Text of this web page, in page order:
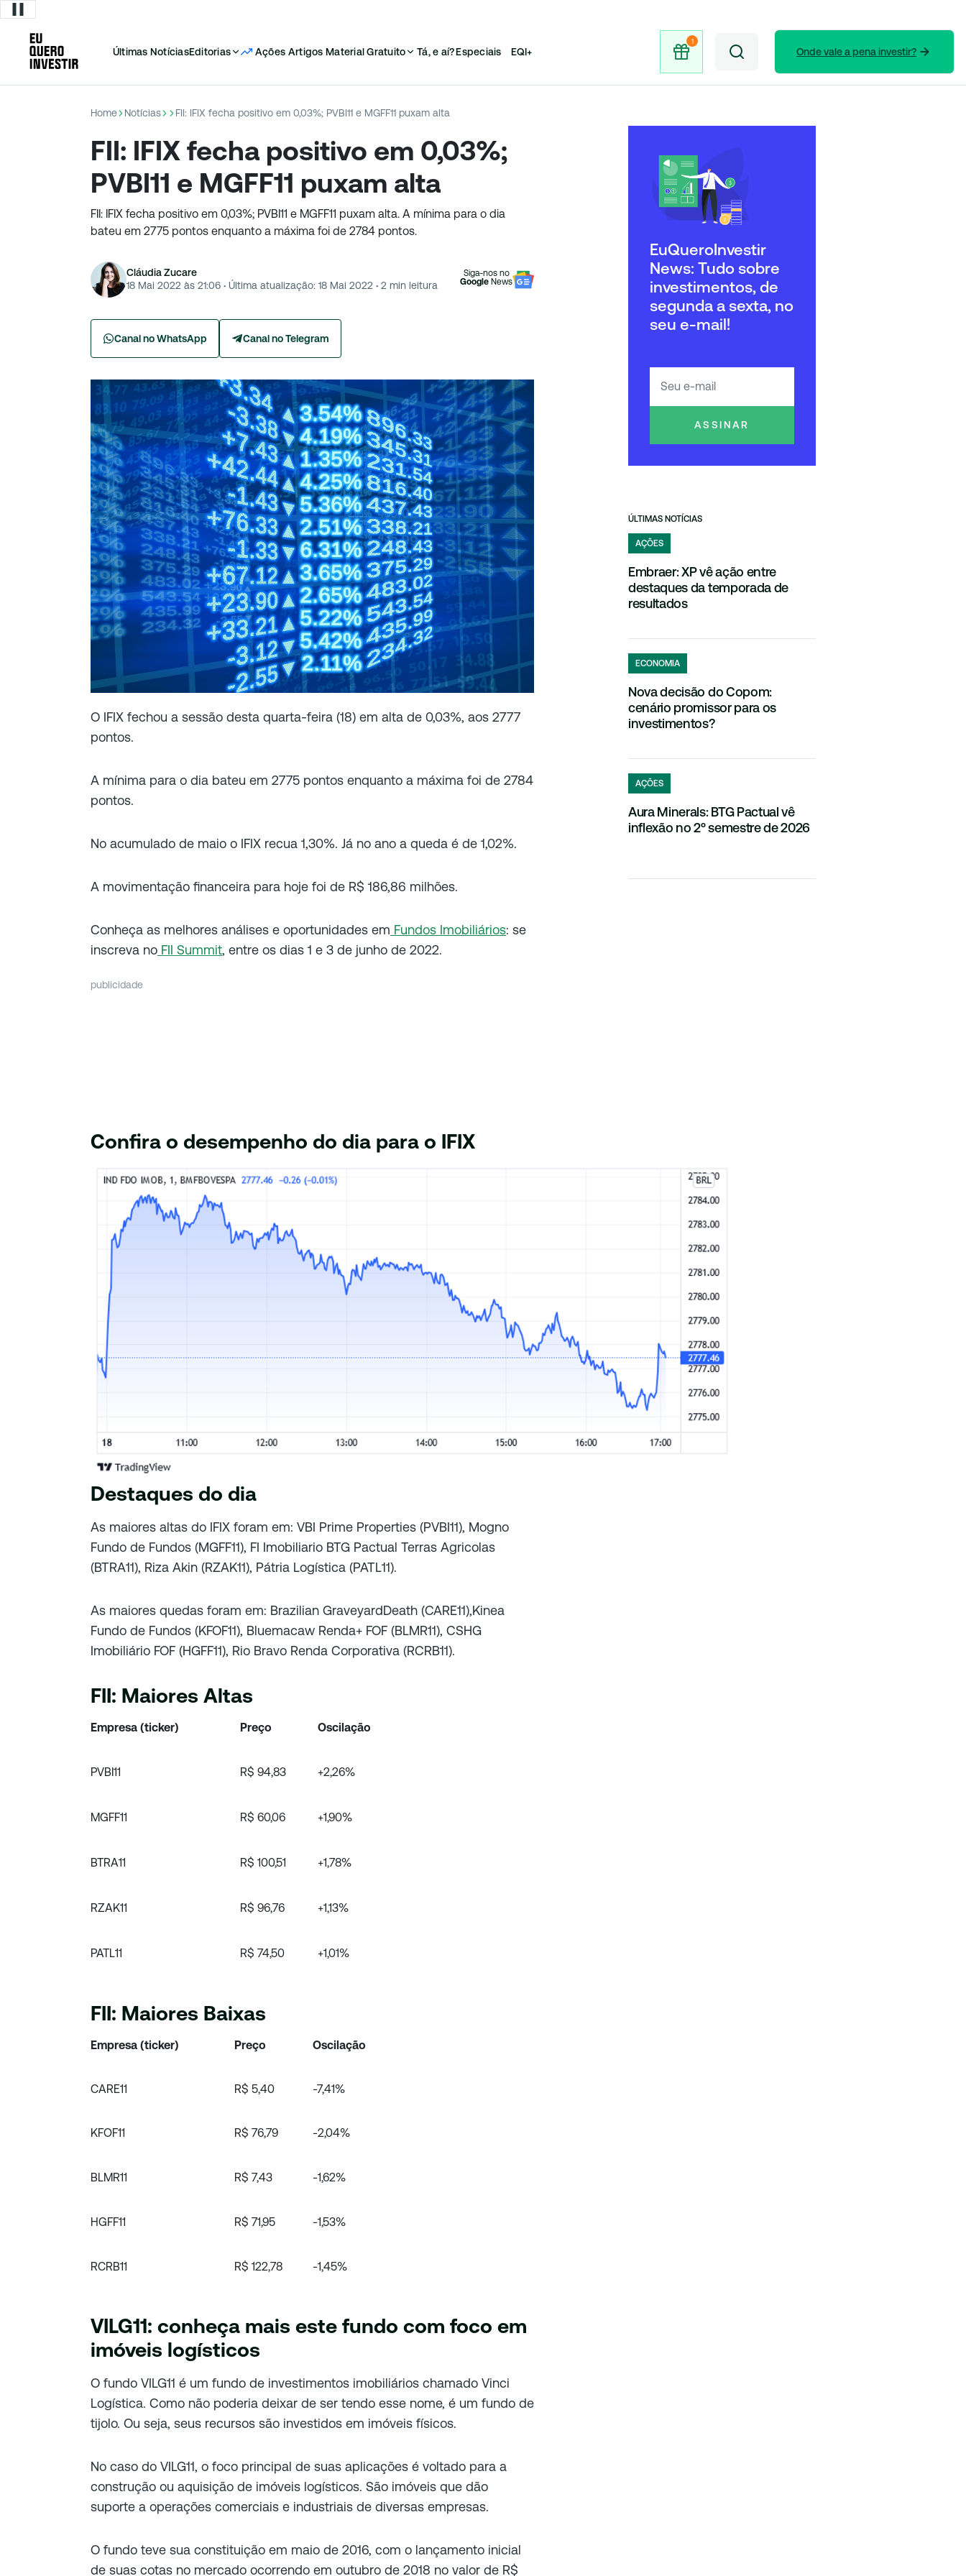
Últimas NotíciasEditorias Ações Artigos Material Gratuito Tá, e aí?Especiais EQI+ Onde vale a pena investir?
Home Notícias FII: IFIX fecha positivo em 0,03%; PVBI11 e MGFF11 puxam alta
FII: IFIX fecha positivo em 0,03%;
PVBI11 e MGFF11 puxam alta
FII: IFIX fecha positivo em 0,03%; PVBI11 e MGFF11 puxam alta. A mínima para o dia
bateu em 2775 pontos enquanto a máxima foi de 2784 pontos.
Cláudia Zucare
18 Mai 2022 às 21:06 · Última atualização: 18 Mai 2022 · 2 min leitura
Siga-nos no
Google News
Canal no WhatsApp Canal no Telegram
O IFIX fechou a sessão desta quarta-feira (18) em alta de 0,03%, aos 2777
pontos.
A mínima para o dia bateu em 2775 pontos enquanto a máxima foi de 2784
pontos.
No acumulado de maio o IFIX recua 1,30%. Já no ano a queda é de 1,02%.
A movimentação financeira para hoje foi de R$ 186,86 milhões.
Conheça as melhores análises e oportunidades em Fundos Imobiliários: se
inscreva no FII Summit, entre os dias 1 e 3 de junho de 2022.
publicidade
Confira o desempenho do dia para o IFIX
Destaques do dia
As maiores altas do IFIX foram em: VBI Prime Properties (PVBI11), Mogno
Fundo de Fundos (MGFF11), FI Imobiliario BTG Pactual Terras Agricolas
(BTRA11), Riza Akin (RZAK11), Pátria Logística (PATL11).
As maiores quedas foram em: Brazilian GraveyardDeath (CARE11),Kinea
Fundo de Fundos (KFOF11), Bluemacaw Renda+ FOF (BLMR11), CSHG
Imobiliário FOF (HGFF11), Rio Bravo Renda Corporativa (RCRB11).
FII: Maiores Altas
Empresa (ticker) Preço Oscilação
PVBI11 R$ 94,83 +2,26%
MGFF11 R$ 60,06 +1,90%
BTRA11 R$ 100,51 +1,78%
RZAK11 R$ 96,76 +1,13%
PATL11 R$ 74,50 +1,01%
FII: Maiores Baixas
Empresa (ticker) Preço Oscilação
CARE11 R$ 5,40 -7,41%
KFOF11 R$ 76,79 -2,04%
BLMR11 R$ 7,43 -1,62%
HGFF11 R$ 71,95 -1,53%
RCRB11 R$ 122,78 -1,45%
VILG11: conheça mais este fundo com foco em
imóveis logísticos
O fundo VILG11 é um fundo de investimentos imobiliários chamado Vinci
Logística. Como não poderia deixar de ser tendo esse nome, é um fundo de
tijolo. Ou seja, seus recursos são investidos em imóveis físicos.
No caso do VILG11, o foco principal de suas aplicações é voltado para a
construção ou aquisição de imóveis logísticos. São imóveis que dão
suporte a operações comerciais e industriais de diversas empresas.
O fundo teve sua constituição em maio de 2016, com o lançamento inicial
de suas cotas no mercado ocorrendo em outubro de 2018 no valor de R$
EuQueroInvestir
News: Tudo sobre
investimentos, de
segunda a sexta, no
seu e-mail!
ASSINAR
ÚLTIMAS NOTÍCIAS
AÇÕES
Embraer: XP vê ação entre
destaques da temporada de
resultados
ECONOMIA
Nova decisão do Copom:
cenário promissor para os
investimentos?
AÇÕES
Aura Minerals: BTG Pactual vê
inflexão no 2º semestre de 2026